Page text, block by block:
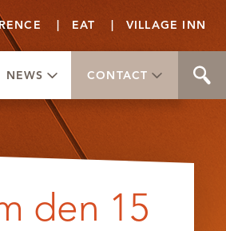
EAT VILLAGE INN
NEWS CONTACT
den 15